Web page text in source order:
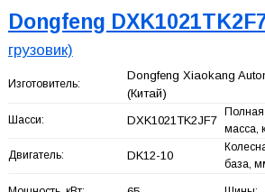
Dongfeng
грузовик)
Изготовитель:
Dongfeng Xiaokang
(Китай)
Шасси: DXK1021TK2JF7
Полная
масса,
Двигатель: DK12-10
база,